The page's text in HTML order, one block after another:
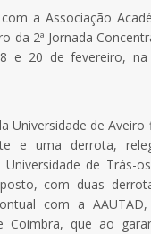
a Associação
da 2ª Jornada
e 20 de fevereiro, na
Universidade de
e uma derrota,
de Trás-
com duas
com a
Coimbra, que ao